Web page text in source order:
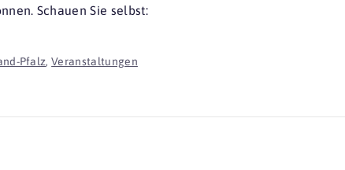
Schauen Sie selbst:
Pfalz,Veranstaltungen